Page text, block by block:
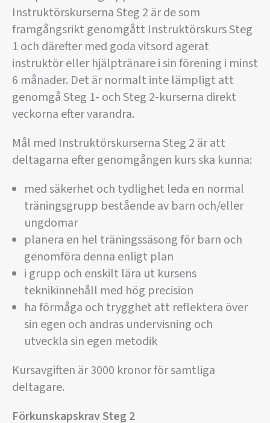
Instruktörskurserna Steg 2 är de som
framgångsrikt genomgått Instruktörskurs Steg
1 och därefter med goda vitsord agerat
instruktör eller hjälptränare i sin förening i minst
6 månader. Det är normalt inte lämpligt att
genomgå Steg 1- och Steg 2-kurserna direkt
veckorna efter varandra.
Mål med Instruktörskurserna Steg 2 är att
deltagarna efter genomgången kurs ska kunna:
med säkerhet och tydlighet leda en normal
träningsgrupp bestående av barn och/eller
ungdomar
planera en hel träningssäsong för barn och
genomföra denna enligt plan
i grupp och enskilt lära ut kursens
teknikinnehåll med hög precision
ha förmåga och trygghet att reflektera över
sin egen och andras undervisning och
utveckla sin egen metodik
Kursavgiften är 3000 kronor för samtliga
deltagare.
Förkunskapskrav Steg 2